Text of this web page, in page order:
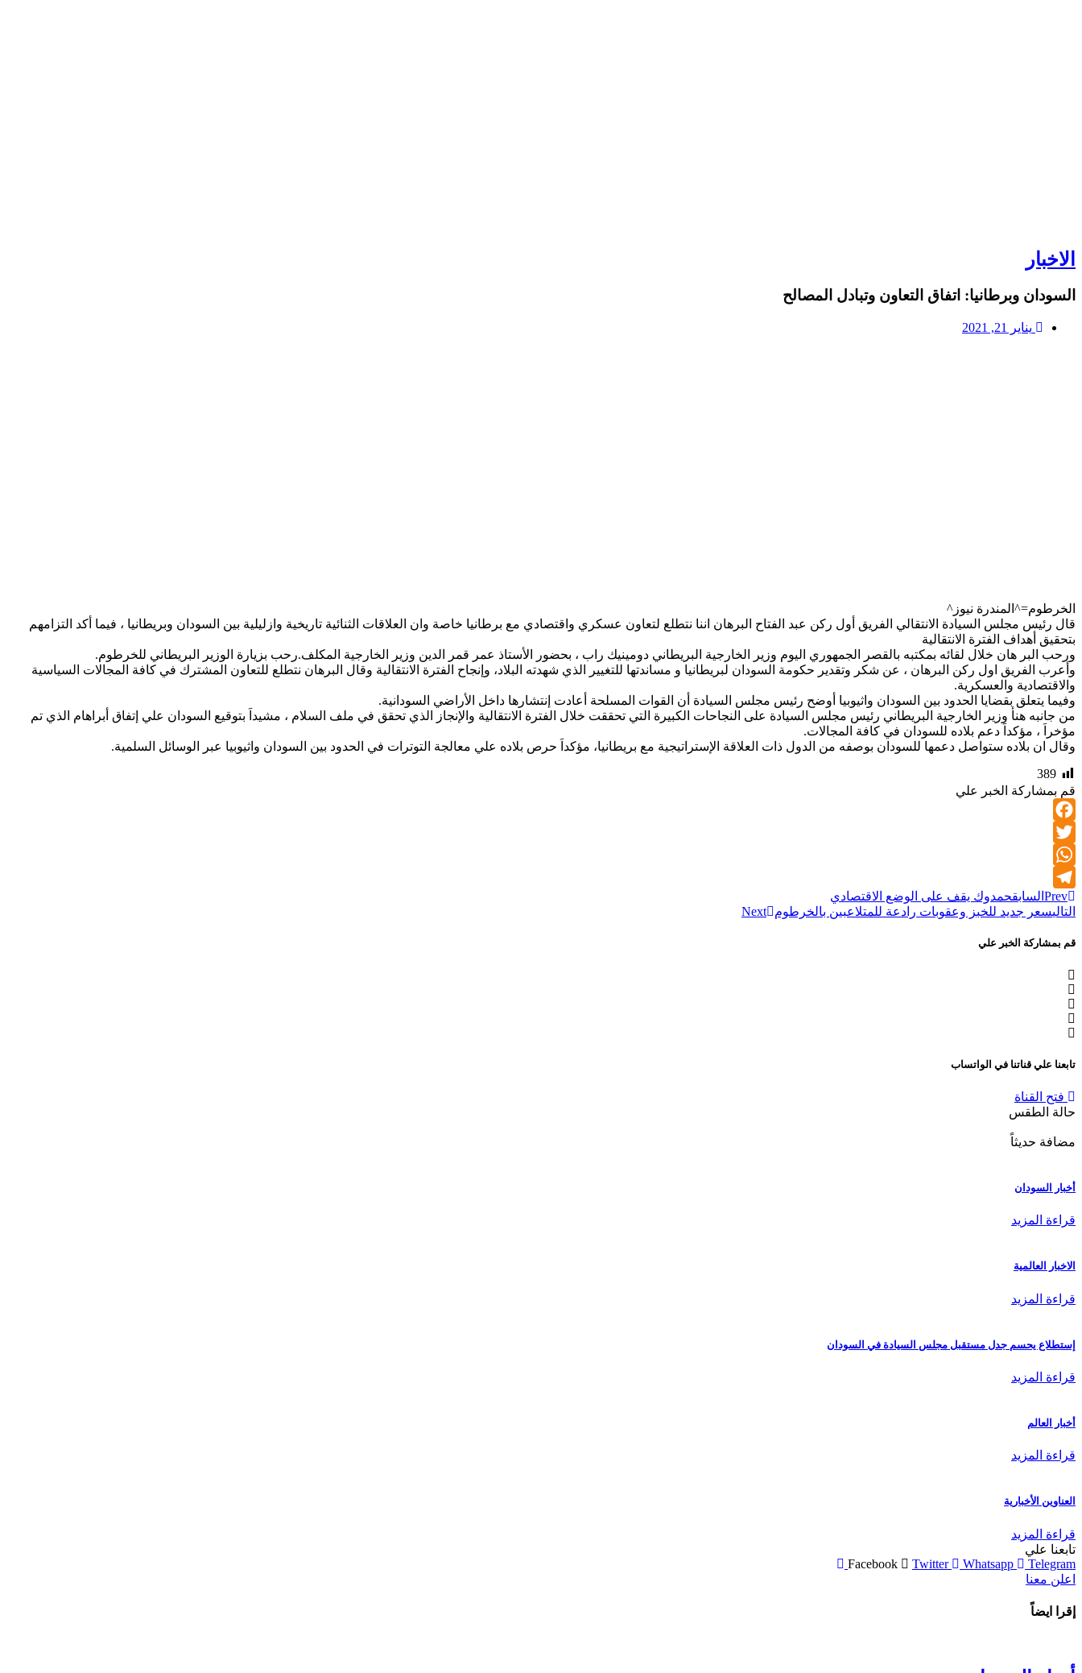
الاخبار
السودان وبرطانيا: اتفاق التعاون وتبادل المصالح
يناير 21, 2021
الخرطوم=^المندرة نيوز^
قال رئيس مجلس السيادة الانتقالي الفريق أول ركن عبد الفتاح البرهان اننا نتطلع لتعاون عسكري واقتصادي مع برطانيا خاصة وان العلاقات الثنائية تاريخية وازليلية بين السودان وبريطانيا ، فيما أكد التزامهم
بتحقيق أهداف الفترة الانتقالية
ورحب البر هان خلال لقائه بمكتبه بالقصر الجمهوري اليوم وزير الخارجية البريطاني دومينيك راب ، بحضور الأستاذ عمر قمر الدين وزير الخارجية المكلف.رحب بزيارة الوزير البريطاني للخرطوم.
وأعرب الفريق اول ركن البرهان ، عن شكر وتقدير حكومة السودان لبريطانيا و مساندتها للتغيير الذي شهدته البلاد، وإنجاح الفترة الانتقالية وقال البرهان نتطلع للتعاون المشترك في كافة المجالات السياسية
والاقتصادية والعسكرية.
وفيما يتعلق بقضايا الحدود بين السودان واثيوبيا أوضح رئيس مجلس السيادة أن القوات المسلحة أعادت إنتشارها داخل الأراضي السودانية.
من جانبه هنأ وزير الخارجية البريطاني رئيس مجلس السيادة على النجاحات الكبيرة التي تحققت خلال الفترة الانتقالية والإنجاز الذي تحقق في ملف السلام ، مشيداَ بتوقيع السودان علي إتفاق أبراهام الذي تم
مؤخراَ ، مؤكداَ دعم بلاده للسودان في كافة المجالات.
وقال ان بلاده ستواصل دعمها للسودان بوصفه من الدول ذات العلاقة الإستراتيجية مع بريطانيا، مؤكداَ حرص بلاده علي معالجة التوترات في الحدود بين السودان واثيوبيا عبر الوسائل السلمية.
389
قم بمشاركة الخبر علي
Facebook
Twitter
WhatsApp
Telegram
Prev السابقحمدوك يقف على الوضع الاقتصادي
التاليسعر جديد للخبز وعقوبات رادعة للمتلاعبين بالخرطوم Next
قم بمشاركة الخبر علي
تابعنا علي قناتنا في الواتساب
فتح القناة
حالة الطقس
مضافة حديثاً
أخبار السودان
قراءة المزيد
الاخبار العالمية
قراءة المزيد
إستطلاع يحسم جدل مستقبل مجلس السيادة في السودان
قراءة المزيد
أخبار العالم
قراءة المزيد
العناوين الأخبارية
قراءة المزيد
تابعنا علي
Facebook
Twitter Whatsapp
Telegram
اعلن معنا
إقرا ايضاً